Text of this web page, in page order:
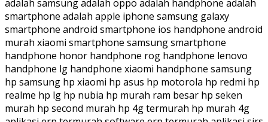
adalah samsung adalah oppo adalah handphone adalah
smartphone adalah apple iphone samsung galaxy
smartphone android smartphone ios handphone android
murah xiaomi smartphone samsung smartphone
handphone honor handphone rog handphone lenovo
handphone lg handphone xiaomi handphone samsung
hp samsung hp xiaomi hp asus hp motorola hp redmi hp
realme hp lg hp nubia hp murah ram besar hp seken
murah hp second murah hp 4g termurah hp murah 4g